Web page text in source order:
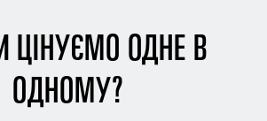
ОДНЕ В
ОДНОМУ?